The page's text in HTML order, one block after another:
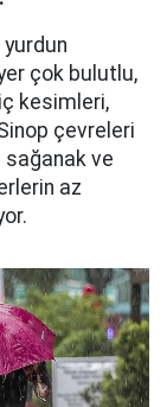
çok bulutlu,
iç kesimleri,
çevreleri
sağanak ve
az